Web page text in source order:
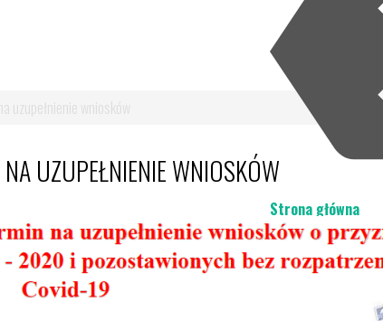
Strona główna
uzupełnienie wniosków
UZUPEŁNIENIE WNIOSKÓW